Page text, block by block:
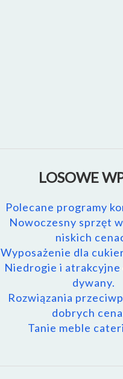
LOSOWE
Polecane programy
Nowoczesny sprzęt
niskich
Wyposażenie dla
Niedrogie i atrakcyjne
dywany.
Rozwiązania
dobrych
Tanie meble